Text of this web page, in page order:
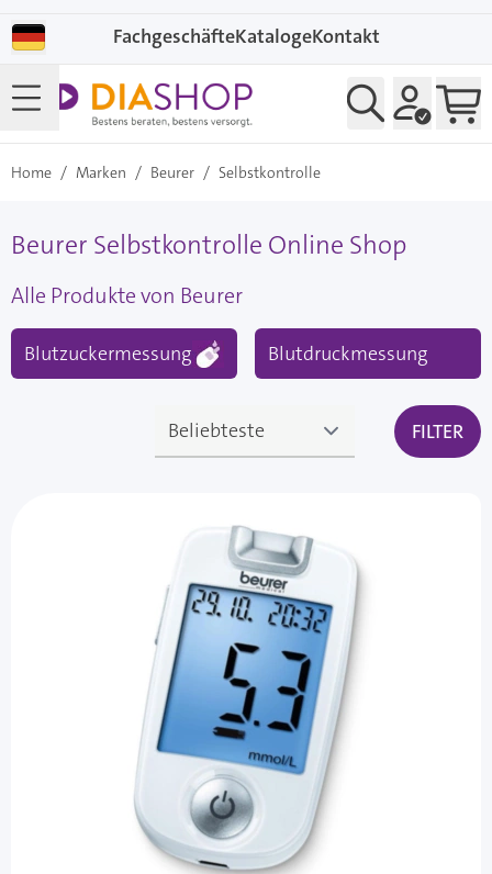
FachgeschäfteKatalogeKontakt
Home / Marken / Beurer / Selbstkontrolle
Beurer Selbstkontrolle Online Shop
Alle Produkte von Beurer
Blutzuckermessung Blutdruckmessung
FILTER